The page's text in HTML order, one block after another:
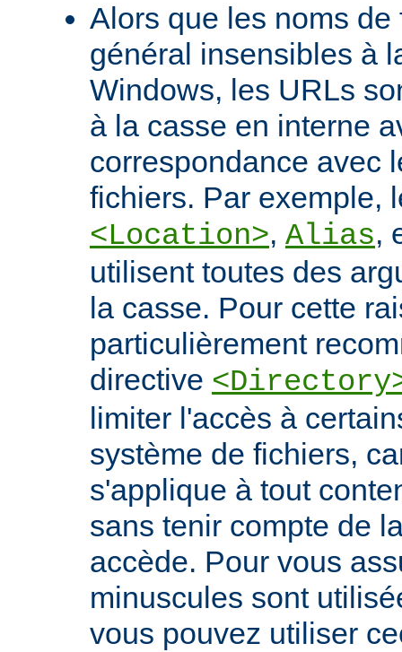
Alors que les noms
général insensibles à
Windows, les URLs
à la casse en interne
correspondance avec
fichiers. Par exemple,
<Location>, Alias,
utilisent toutes des
la casse. Pour cette
particulièrement
directive
limiter l'accès à
système de fichiers,
s'applique à tout
sans tenir compte de
accède. Pour vous
minuscules sont
vous pouvez utiliser